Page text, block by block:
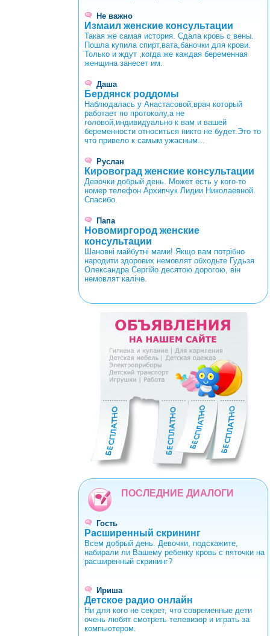
Не важно
Измаил женские консультации
Такая же самая история. Сдала кровь с вены.
Пошла купила спирт,вата,баночки для крови.
Только и ждут ,когда же каждая беременная
женщина занесет им.
Даша
Бердянск роддомы
Наблюдалась у Анастасовой,врач который
работает по протоколу,а не
головой,индивидуально к вам и вашей
беременности относиться никто не будет.Это то
что привело к самым ужасным...
Руслан
Кировоград женские консультации
Девочки добрый день. Может есть у кого-то
номер телефон Архипчук Лидии Николаевной.
Спасибо.
Папа
Новомиргород женские
консультации
Шановні майбутні мами! Якщо вам потрібно
народити здорових немовлят обходьте Гудьзя
Олександра Сергійо десятою дорогою, він
немовлят каліче.
0123456789
ПОСЛЕДНИЕ ДИАЛОГИ
Гость
Расширенный скрининг
Всем добрый день. Девочки, подскажите,
набирали ли Вашему ребенку кровь с пяточки на
расширенный скрининг?
Ириша
Детское радио онлайн
Ни для кого не секрет, что современные дети
очень любят смотреть телевизор и играть за
компьютером.